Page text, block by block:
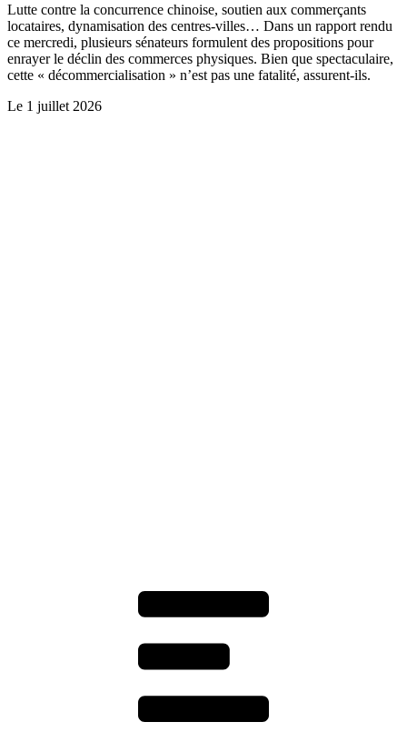
Lutte contre la concurrence chinoise, soutien aux commerçants
locataires, dynamisation des centres-villes… Dans un rapport rendu
ce mercredi, plusieurs sénateurs formulent des propositions pour
enrayer le déclin des commerces physiques. Bien que spectaculaire,
cette « décommercialisation » n’est pas une fatalité, assurent-ils.
Le 1 juillet 2026